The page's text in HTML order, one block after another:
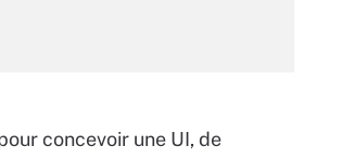
concevoir une UI, de